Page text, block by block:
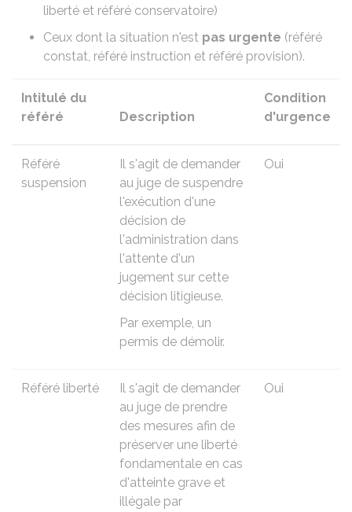
liberté et référé conservatoire)
Ceux dont la situation n'est pas urgente (référé
constat, référé instruction et référé provision).
Intitulé du
référé
Description
Condition
d'urgence
Référé
suspension
Il s'agit de demander
au juge de suspendre
l'exécution d'une
décision de
l'administration dans
l'attente d'un
jugement sur cette
décision litigieuse.
Par exemple, un
permis de démolir.
Oui
Référé liberté
Il s'agit de demander
au juge de prendre
des mesures afin de
préserver une liberté
fondamentale en cas
d'atteinte grave et
illégale par
Oui